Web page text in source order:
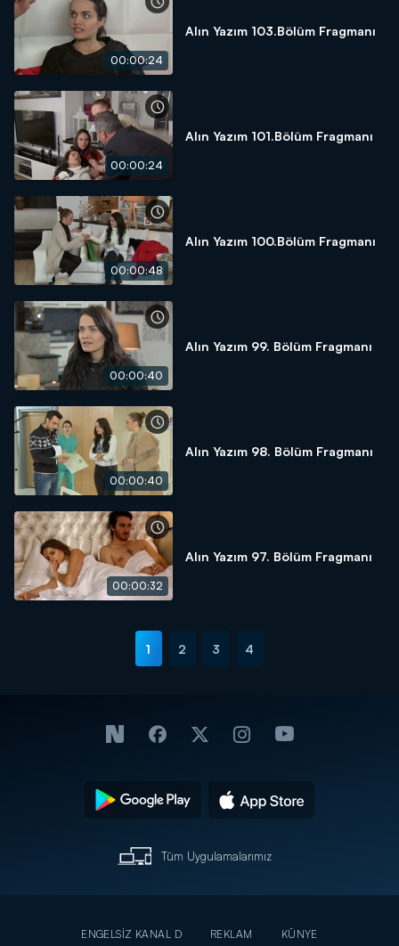
00:00:24
Alın Yazım 103.Bölüm Fragmanı
00:00:24
Alın Yazım 101.Bölüm Fragmanı
00:00:48
Alın Yazım 100.Bölüm Fragmanı
00:00:40
Alın Yazım 99. Bölüm Fragmanı
00:00:40
Alın Yazım 98. Bölüm Fragmanı
00:00:32
Alın Yazım 97. Bölüm Fragmanı
1 2 3 4
Tüm Uygulamalarımız
ENGELSİZ KANAL D REKLAM KÜNYE